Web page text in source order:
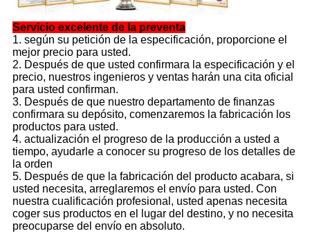
Servicio excelente de la preventa
1. según su petición de la especificación, proporcione el
mejor precio para usted.
2. Después de que usted confirmara la especificación y el
precio, nuestros ingenieros y ventas harán una cita oficial
para usted confirman.
3. Después de que nuestro departamento de finanzas
confirmara su depósito, comenzaremos la fabricación los
productos para usted.
4. actualización el progreso de la producción a usted a
tiempo, ayudarle a conocer su progreso de los detalles de
la orden
5. Después de que la fabricación del producto acabara, si
usted necesita, arreglaremos el envío para usted. Con
nuestra cualificación profesional, usted apenas necesita
coger sus productos en el lugar del destino, y no necesita
preocuparse del envío en absoluto.